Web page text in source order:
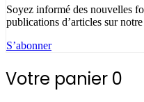
Soyez informé des nouvelles
publications d’articles sur
S’abonner
Votre panier 0